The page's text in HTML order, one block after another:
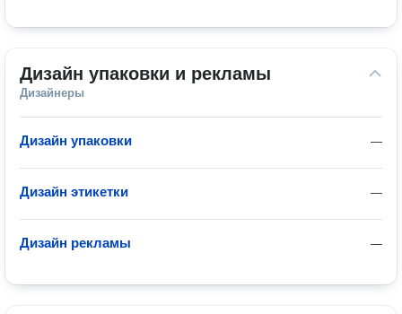
Дизайн упаковки и рекламы
Дизайнеры
—
Дизайн упаковки
—
Дизайн этикетки
—
Дизайн рекламы